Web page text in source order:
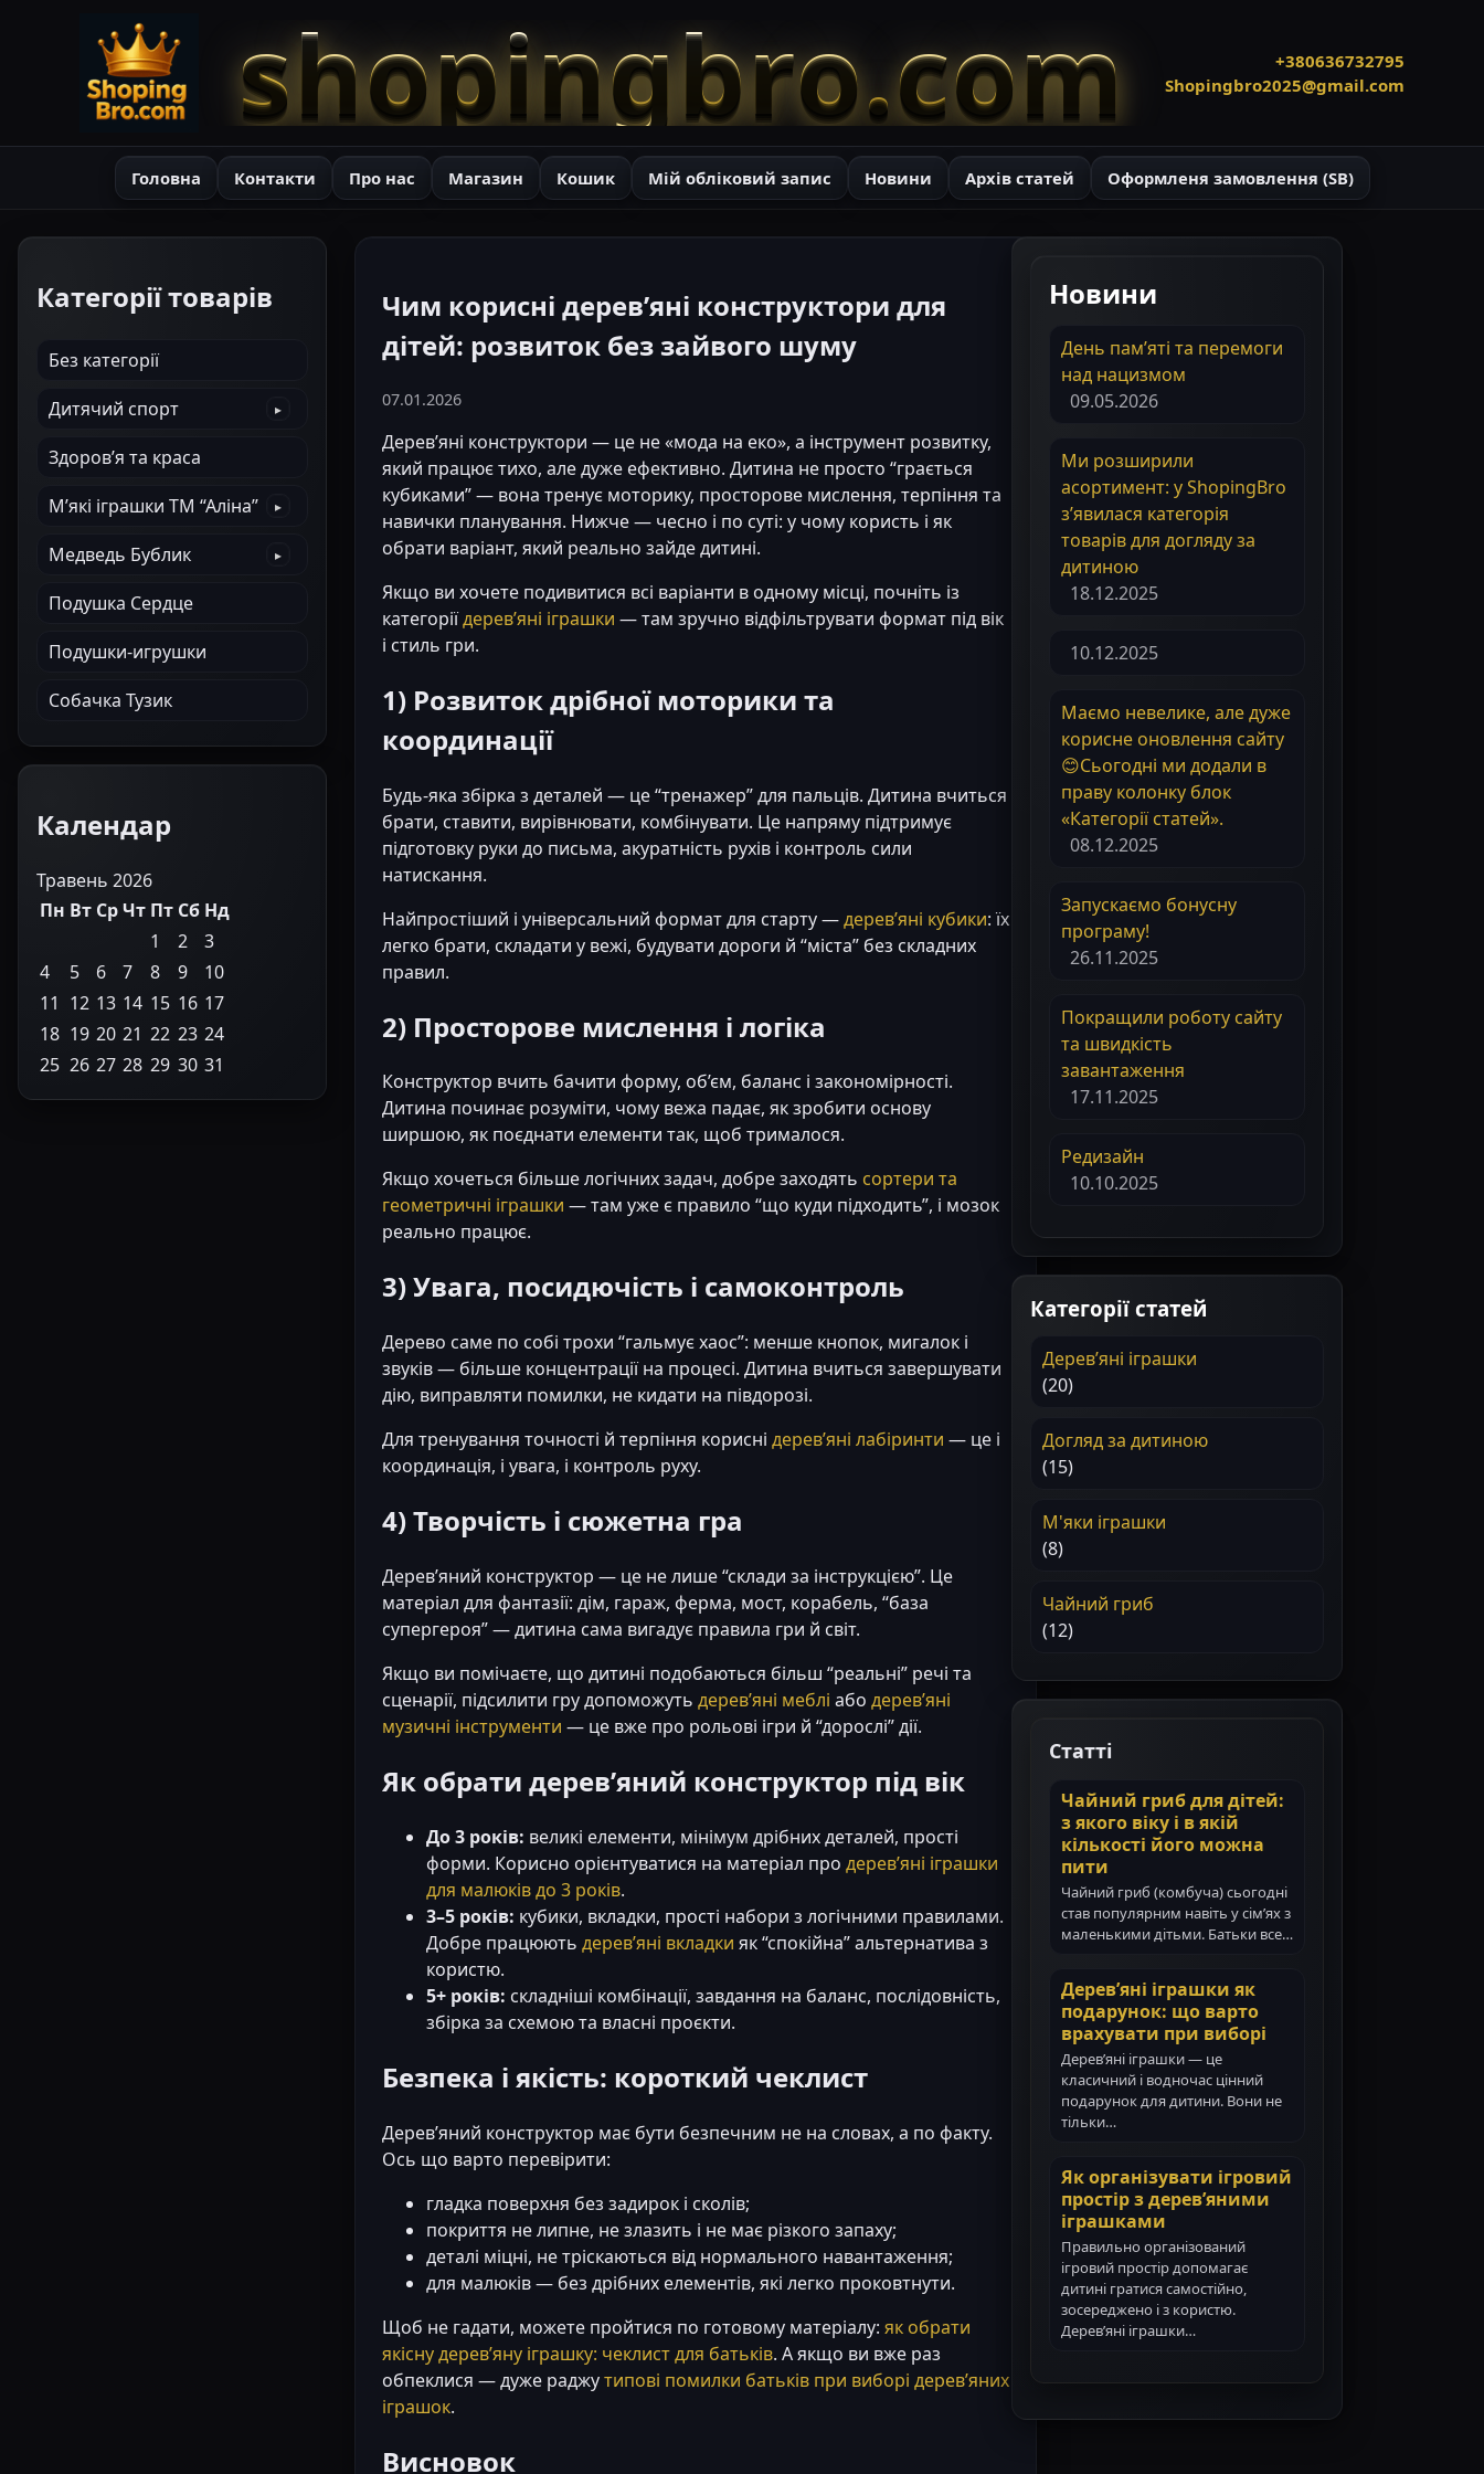
shopingbro.com
+380636732795
Shopingbro2025@gmail.com
Головна Контакти Про нас Магазин Кошик Мій обліковий запис Новини Архів статей Оформленя замовлення (SB)
Категорії товарів
Без категорії
Дитячий спорт
Здоров’я та краса
М’які іграшки ТМ “Аліна”
Медведь Бублик
Подушка Сердце
Подушки-игрушки
Собачка Тузик
Календар
Травень 2026
Пн Вт СрЧт Пт Сб Нд
1
2
3
4
5 6 7 8 9
10
11 12 13 14 15 16 17
18 19 20 21 22 23 24
25 26 27 28 29 30 31
Чим корисні дерев’яні конструктори для
дітей: розвиток без зайвого шуму
07.01.2026
Дерев’яні конструктори — це не «мода на еко», а інструмент розвитку,
який працює тихо, але дуже ефективно. Дитина не просто “грається
кубиками” — вона тренує моторику, просторове мислення, терпіння та
навички планування. Нижче — чесно і по суті: у чому користь і як
обрати варіант, який реально зайде дитині.
Якщо ви хочете подивитися всі варіанти в одному місці, почніть із
категоріїдерев’яні іграшки — там зручно відфільтрувати формат під вік
і стиль гри.
1) Розвиток дрібної моторики та
координації
Будь-яка збірка з деталей — це “тренажер” для пальців. Дитина вчиться
брати, ставити, вирівнювати, комбінувати. Це напряму підтримує
підготовку руки до письма, акуратність рухів і контроль сили
натискання.
Найпростіший і універсальний формат для старту —дерев’яні кубики: їх
легко брати, складати у вежі, будувати дороги й “міста” без складних
правил.
2) Просторове мислення і логіка
Конструктор вчить бачити форму, об’єм, баланс і закономірності.
Дитина починає розуміти, чому вежа падає, як зробити основу
ширшою, як поєднати елементи так, щоб трималося.
Якщо хочеться більше логічних задач, добре заходять сортери та
геометричні іграшки — там уже є правило “що куди підходить”, і мозок
реально працює.
3) Увага, посидючість і самоконтроль
Дерево саме по собі трохи “гальмує хаос”: менше кнопок, мигалок і
звуків — більше концентрації на процесі. Дитина вчиться завершувати
дію, виправляти помилки, не кидати на півдорозі.
Для тренування точності й терпіння корисні дерев’яні лабіринти — це і
координація, і увага, і контроль руху.
4) Творчість і сюжетна гра
Дерев’яний конструктор — це не лише “склади за інструкцією”. Це
матеріал для фантазії: дім, гараж, ферма, мост, корабель, “база
супергероя” — дитина сама вигадує правила гри й світ.
Якщо ви помічаєте, що дитині подобаються більш “реальні” речі та
сценарії, підсилити гру допоможуть дерев’яні меблі або дерев’яні
музичні інструменти — це вже про рольові ігри й “дорослі” дії.
Як обрати дерев’яний конструктор під вік
До 3 років: великі елементи, мінімум дрібних деталей, прості
форми. Корисно орієнтуватися на матеріал про дерев’яні іграшки
для малюків до 3 років.
3–5 років: кубики, вкладки, прості набори з логічними правилами.
Добре працюють дерев’яні вкладки як “спокійна” альтернатива з
користю.
5+ років: складніші комбінації, завдання на баланс, послідовність,
збірка за схемою та власні проєкти.
Безпека і якість: короткий чеклист
Дерев’яний конструктор має бути безпечним не на словах, а по факту.
Ось що варто перевірити:
гладка поверхня без задирок і сколів;
покриття не липне, не злазить і не має різкого запаху;
деталі міцні, не тріскаються від нормального навантаження;
для малюків — без дрібних елементів, які легко проковтнути.
Щоб не гадати, можете пройтися по готовому матеріалу: як обрати
якісну дерев’яну іграшку: чеклист для батьків. А якщо ви вже раз
обпеклися — дуже раджутипові помилки батьків при виборі дерев’яних
іграшок.
Висновок
Новини
День пам’яті та перемоги
над нацизмом
09.05.2026
Ми розширили
асортимент: у ShopingBro
з’явилася категорія
товарів для догляду за
дитиною
18.12.2025
10.12.2025
Маємо невелике, але дуже
корисне оновлення сайту
😊Сьогодні ми додали в
праву колонку блок
«Категорії статей».
08.12.2025
Запускаємо бонусну
програму!
26.11.2025
Покращили роботу сайту
та швидкість
завантаження
17.11.2025
Редизайн
10.10.2025
Категорії статей
Деревʼяні іграшки
(20)
Догляд за дитиною
(15)
М'яки іграшки
(8)
Чайний гриб
(12)
Статті
Чайний гриб для дітей:
з якого віку і в якій
кількості його можна
пити
Чайний гриб (комбуча) сьогодні
став популярним навіть у сім’ях з
маленькими дітьми. Батьки все…
Дерев’яні іграшки як
подарунок: що варто
врахувати при виборі
Дерев’яні іграшки — це
класичний і водночас цінний
подарунок для дитини. Вони не
тільки…
Як організувати ігровий
простір з дерев’яними
іграшками
Правильно організований
ігровий простір допомагає
дитині гратися самостійно,
зосереджено і з користю.
Дерев’яні іграшки…